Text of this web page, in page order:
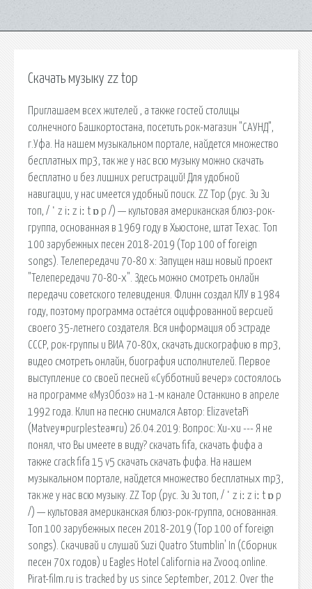
Скачать музыку zz top
Приглашаем всех жителей , а также гостей столицы
солнечного Башкортостана, посетить рок-магазин "САУНД",
г.Уфа. На нашем музыкальном портале, найдется множество
бесплатных mp3, так же у нас всю музыку можно скачать
бесплатно и без лишних регистраций! Для удобной
навигации, у нас имеется удобный поиск. ZZ Top (рус. Зи Зи
топ, / ˈ z iː z iː t ɒ p /) — культовая американская блюз-рок-
группа, основанная в 1969 году в Хьюстоне, штат Техас. Топ
100 зарубежных песен 2018-2019 (Top 100 of foreign
songs). Телепередачи 70-80 х: Запущен наш новый проект
"Телепередачи 70-80-х". Здесь можно смотреть онлайн
передачи советского телевидения. Флинн создал КЛУ в 1984
году, поэтому программа остаётся оцифрованной версией
своего 35-летнего создателя. Вся информация об эстраде
СССР, рок-группы и ВИА 70-80х, скачать дискографию в mp3,
видео смотреть онлайн, биография исполнителей. Первое
выступление со своей песней «Субботний вечер» состоялось
на программе «МузОбоз» на 1-м канале Останкино в апреле
1992 года. Клип на песню снимался Автор: ElizavetaPi
(Matvey#purplestea#ru) 26.04.2019: Вопрос: Хи-хи --- Я не
понял, что Вы имеете в виду? скачать fifa, скачать фифа а
также crack fifa 15 v5 скачать скачать фифа. На нашем
музыкальном портале, найдется множество бесплатных mp3,
так же у нас всю музыку. ZZ Top (рус. Зи Зи топ, / ˈ z iː z iː t ɒ p
/) — культовая американская блюз-рок-группа, основанная.
Топ 100 зарубежных песен 2018-2019 (Top 100 of foreign
songs). Скачивай и слушай Suzi Quatro Stumblin' In (Сборник
песен 70х годов) и Eagles Hotel California на Zvooq.online.
Pirat-film.ru is tracked by us since September, 2012. Over the